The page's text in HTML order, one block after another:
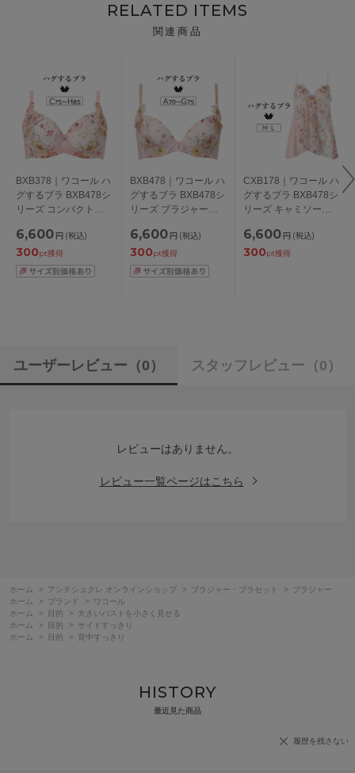
RELATED ITEMS
関連商品
BXB378｜ワコール ハ
グするブラ BXB478シ
リーズ コンパクトメ
フルカップ CDEFGH
カップ アンダー
70/75/80/85/90/95cm
6,600 円 (税込)
300pt獲得
BXB478｜ワコール ハ
グするブラ BXB478シ
リーズ ブラジャー単
アンダー
65/70/75/80/85cm
6,600 円 (税込)
300pt獲得
CXB178｜ワコール ハ
グするブラ BXB478シ
リーズ キャミソール
6,600 円 (税込)
300pt獲得
ユーザーレビュー （0） スタッフレビュー （0）
レビューはありません。
レビュー一覧ページはこちら
ホーム > アンテシュクレ オンラインショップ > ブラジャー・ブラセット >
ブラジャー
ホーム
> ブランド >
ワコール
ホーム
> 目的 >
大きいバストを小さく見せる
ホーム
> 目的 >
サイドすっきり
ホーム
> 目的 > 背中すっきり
HISTORY
最近見た商品
履歴を残さない